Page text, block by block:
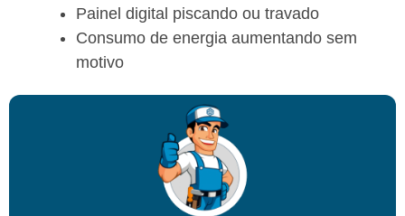
Painel digital piscando ou travado
Consumo de energia aumentando sem
motivo